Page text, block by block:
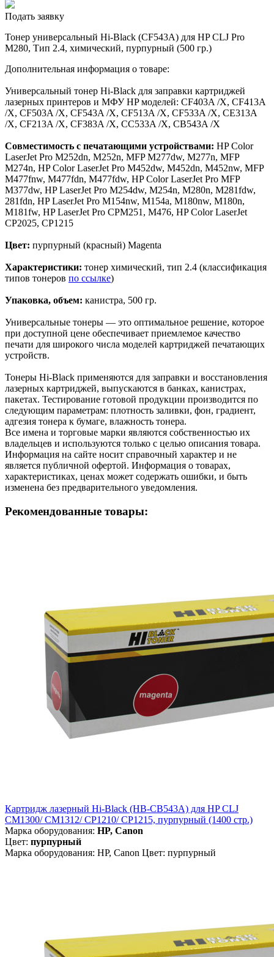
Подать заявку
Тонер универсальный Hi-Black (CF543A) для HP CLJ Pro
M280, Тип 2.4, химический, пурпурный (500 гр.)
Дополнительная информация о товаре:
Универсальный тонер Hi-Black для заправки картриджей
лазерных принтеров и МФУ HP моделей: CF403A /X, CF413A
/X, CF503A /X, CF543A /X, CF513A /X, CF533A /X, CE313A
/X, CF213A /X, CF383A /X, CC533A /X, CB543A /X
Совместимость с печатающими устройствами: HP Color
LaserJet Pro M252dn, M252n, MFP M277dw, M277n, MFP
M274n, HP Color LaserJet Pro M452dw, M452dn, M452nw, MFP
M477fnw, M477fdn, M477fdw, HP Color LaserJet Pro MFP
M377dw, HP LaserJet Pro M254dw, M254n, M280n, M281fdw,
281fdn, HP LaserJet Pro M154nw, M154a, M180nw, M180n,
M181fw, HP LaserJet Pro CPM251, M476, HP Color LaserJet
CP2025, CP1215
Цвет: пурпурный (красный) Magenta
Характеристики: тонер химический, тип 2.4 (классификация
типов тонеров по ссылке)
Упаковка, объем: канистра, 500 гр.
Универсальные тонеры — это оптимальное решение, которое
при доступной цене обеспечивает приемлемое качество
печати для широкого числа моделей картриджей печатающих
устройств.
Тонеры Hi-Black применяются для заправки и восстановления
лазерных картриджей, выпускаются в банках, канистрах,
пакетах. Тестирование готовой продукции производится по
следующим параметрам: плотность заливки, фон, градиент,
адгезия тонера к бумаге, влажность тонера.
Все имена и торговые марки являются собственностью их
владельцев и используются только с целью описания товара.
Информация на сайте носит справочный характер и не
является публичной офертой. Информация о товарах,
характеристиках, ценах может содержать ошибки, и быть
изменена без предварительного уведомления.
Рекомендованные товары:
Картридж лазерный Hi-Black (HB-CB543A) для HP CLJ
CM1300/ CM1312/ CP1210/ CP1215, пурпурный (1400 стр.)
Марка оборудования: HP, Canon
Цвет: пурпурный
Марка оборудования: HP, Canon Цвет: пурпурный